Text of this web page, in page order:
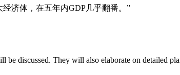
济体，在五年内GDP几乎翻番。”
be discussed. They will also elaborate on detailed